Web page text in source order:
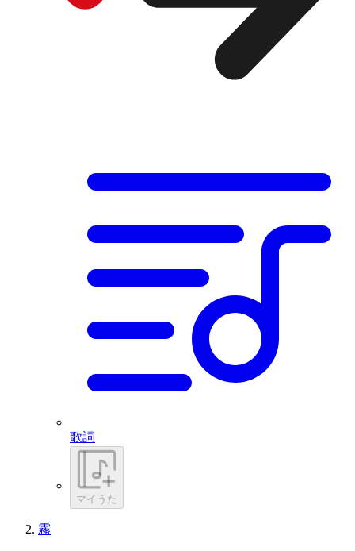
歌詞
マイうた
霧